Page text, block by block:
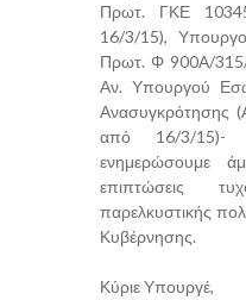
Πρωτ. ΓΚΕ
16/3/15),
Πρωτ. Φ 900Α/
Αν. Υπουργού
Ανασυγκρότησης
από 16/3/15)-
ενημερώσουμε
επιπτώσεις
παρελκυστικής
Κυβέρνησης.
Κύριε Υπουργέ,